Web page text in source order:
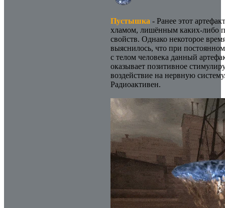
Пустышка - Ранее этот
хламом, лишённым каких-либо
свойств. Однако некоторое
выяснилось, что при
с телом человека данный
оказывает позитивное
воздействие на нервную
Радиоактивен.